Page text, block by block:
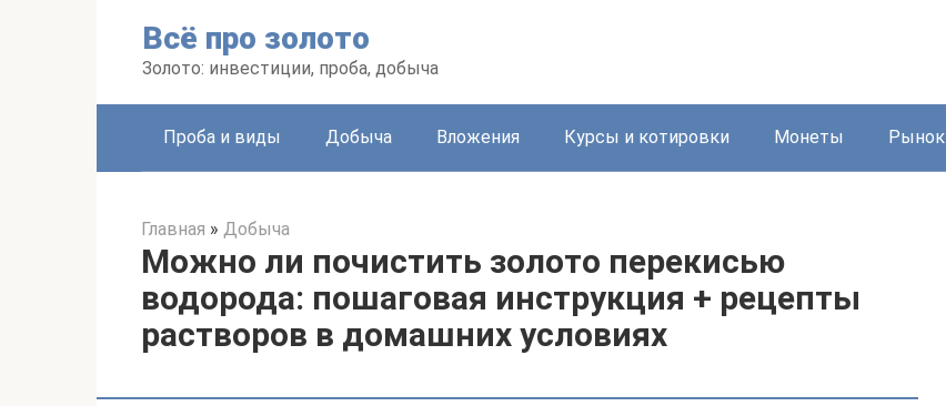
Всё про золото
Золото: инвестиции, проба, добыча
Проба и виды Добыча Вложения Курсы и котировки Монеты Рынок
Главная » Добыча
Можно ли почистить золото перекисью
водорода: пошаговая инструкция + рецепты
растворов в домашних условиях